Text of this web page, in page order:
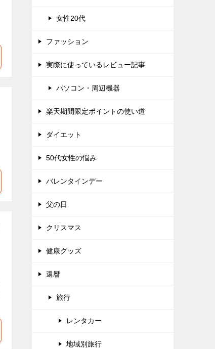
女性20代
ファッション
実際に使っているレビュー記事
パソコン・周辺機器
楽天期間限定ポイントの使い道
ダイエット
50代女性の悩み
バレンタインデー
父の日
クリスマス
健康グッズ
還暦
旅行
レンタカー
地域別旅行